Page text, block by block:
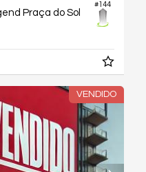
#144
Praça do Sol
VENDIDO